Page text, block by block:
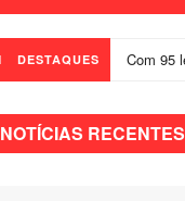
DESTAQUES
NOTÍCIAS RECENTES